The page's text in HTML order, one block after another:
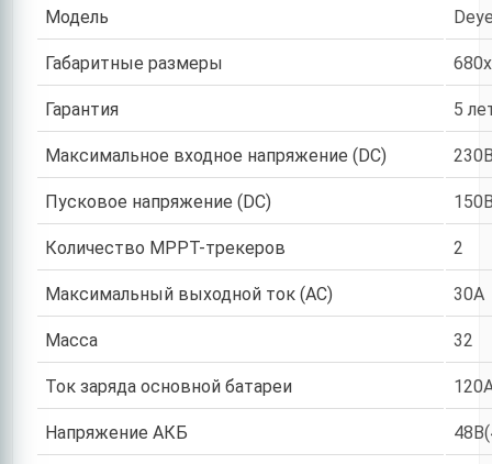
Модель
Габаритные размеры
Гарантия 5
Максимальное входное напряжение (DC)
Пусковое напряжение (DC)
Количество MPPT-трекеров 2
Максимальный выходной ток (AC) 30А
Масса 32
Ток заряда основной батареи
Напряжение АКБ